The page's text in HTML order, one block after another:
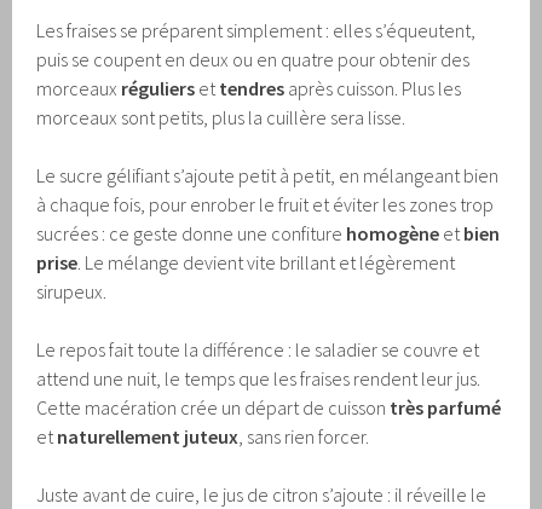
Les fraises se préparent simplement : elles s’équeutent,
puis se coupent en deux ou en quatre pour obtenir des
morceaux réguliers et tendres après cuisson. Plus les
morceaux sont petits, plus la cuillère sera lisse.
Le sucre gélifiant s’ajoute petit à petit, en mélangeant bien
à chaque fois, pour enrober le fruit et éviter les zones trop
sucrées : ce geste donne une confiture homogène et bien
prise . Le mélange devient vite brillant et légèrement
sirupeux.
Le repos fait toute la différence : le saladier se couvre et
attend une nuit, le temps que les fraises rendent leur jus.
Cette macération crée un départ de cuisson très parfumé
et naturellement juteux , sans rien forcer.
Juste avant de cuire, le jus de citron s’ajoute : il réveille le